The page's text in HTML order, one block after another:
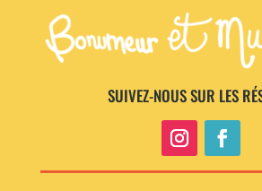
SUIVEZ-NOUS SUR LES